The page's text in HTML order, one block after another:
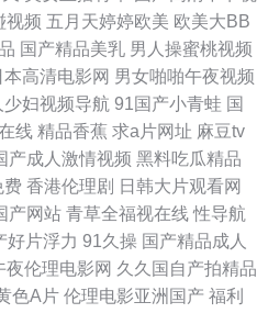
播放 51导航 91www看黄色软件 久久
品大香蕉 www香蕉av 国产午夜福利一
91在线免费观看地址 国产成人精品一
极品五月花综合 www成人视频网站
导航 91在线观 性爱福利视频 韩精品
国产白拍不卡c 91在线视频免费播放
视频 五月天婷婷欧美 欧美大BB
国产精品美乳 男人操蜜桃视频
本高清电影网 男女啪啪午夜视频
少妇视频导航 91国产小青蛙 国
线 精品香蕉 求a片网址 麻豆tv
产成人激情视频 黑料吃瓜精品
费 香港伦理剧 日韩大片观看网
产网站 青草全福视在线 性导航
好片浮力 91久操 国产精品成人
夜伦理电影网 久久国自产拍精品
色A片 伦理电影亚洲国产 福利